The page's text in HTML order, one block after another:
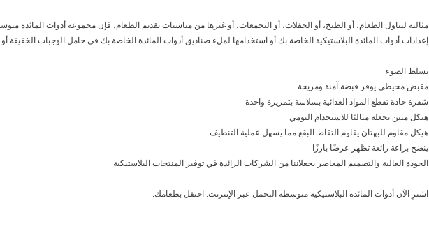
مثالية لتناول الطعام، أو الطبخ، أو الحفلات، أو التجمعات، أو غيرها من مناسبات تقديم الطعام، فإن مجموعة أدوات
إعدادات أدوات المائدة البلاستيكية الخاصة بك أو استخدامها لملء صناديق أدوات المائدة الخاصة بك في حامل الوجبات الخفيفة أو
يسلط الضوء
مقبض محيطي يوفر قبضة آمنة ومريحة
شفرة حادة تقطع المواد الغذائية بسلاسة بتمريرة واحدة
هيكل متين يجعله مثاليًا للاستخدام اليومي
هيكل مقاوم للبهتان يقاوم التقاط البقع مما يسهل عملية التنظيف
ينضح براعة رائعة تظهر عرضًا بارزًا
الجودة العالية والتصميم المعاصر يجعلاننا من الشركات الرائدة في توفير المنتجات البلاستيكية
اشترِ الآن أدوات المائدة البلاستيكية متوسطة التحمل عبر الإنترنت. احتفل بطعامك.